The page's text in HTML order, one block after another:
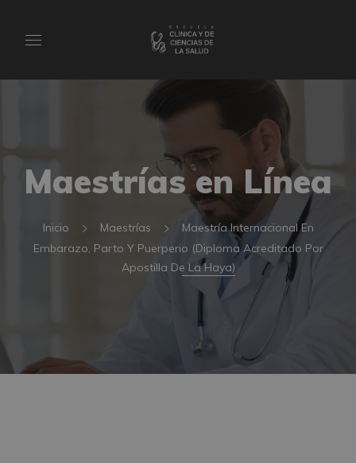
Maestrías en Línea
Inicio Maestrías
Maestría Internacional En
Embarazo, Parto Y Puerperio (Diploma Acreditado Por
Apostilla De La Haya)